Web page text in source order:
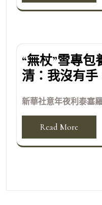
“無杖”雪專
清：我沒有手
新華社意年夜利泰塞
Read More